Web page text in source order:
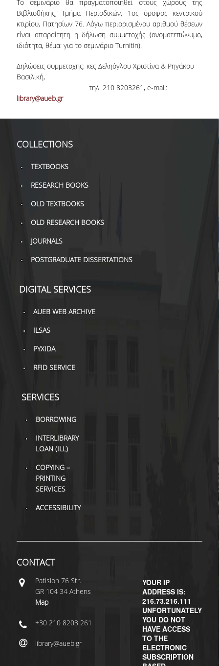
TOOLS
LIBRARY GUIDES
GOOGLE SCHOLAR
Το σεμινάριο θα πραγματοποιηθεί στους χώρους της
Βιβλιοθήκης, Τμήμα Περιοδικών, 1ος όροφος κεντρικού
κτιρίου, Πατησίων 76. Λόγω περιορισμένου αριθμού θέσεων
είναι απαραίτητη η δήλωση συμμετοχής (ονοματεπώνυμο,
ιδιότητα, θέμα: για το σεμινάριο Turnitin).
Δηλώσεις συμμετοχής: κες Δεληόγλου Χριστίνα & Ρηγάκου
Βασιλική,
τηλ. 210 8203261, e-mail:
library@aueb.gr
COLLECTIONS
TEXTBOOKS
RESEARCH BOOKS
OLD TEXTBOOKS
OLD RESEARCH BOOKS
JOURNALS
POSTGRADUATE DISSERTATIONS
DIGITAL SERVICES
AUEB WEB ARCHIVE
ILSAS
PYXIDA
RFID SERVICE
SERVICES
BORROWING
INTERLIBRARY
LOAN (ILL)
COPYING –
PRINTING
SERVICES
ACCESSIBILITY
YOUR IP
ADDRESS IS:
216.73.216.111
UNFORTUNATELY
YOU DO NOT
HAVE ACCESS
TO THE
ELECTRONIC
SUBSCRIPTION
CONTACT
Patisiοn 76 Str.
GR 104 34 Athens
Map
+30 210 8203 261
library@aueb.gr